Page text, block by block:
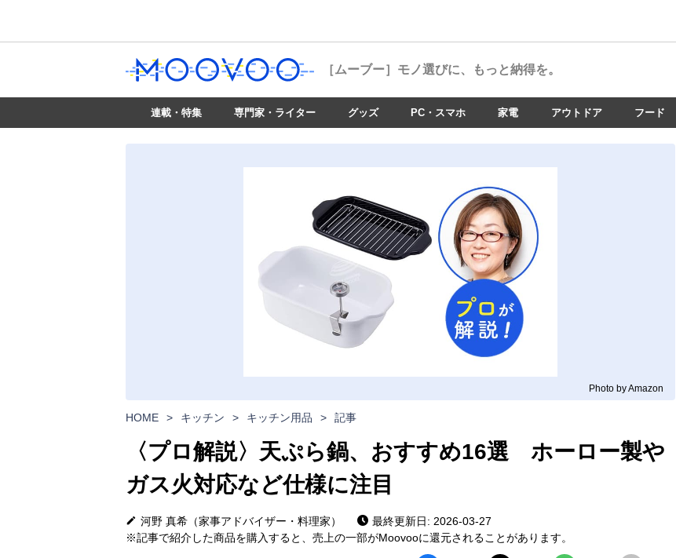
［ムーブー］ モノ選びに、もっと納得を。
連載・特集 専門家・ライター グッズ PC・スマホ 家電 アウトドア フード
Photo by Amazon
HOME > キッチン > キッチン用品 > 記事
〈プロ解説〉天ぷら鍋、おすすめ16選 ホーロー製や
ガス火対応など仕様に注目
河野 真希（家事アドバイザー・料理家）
最終更新日: 2026-03-27
※記事で紹介した商品を購入すると、売上の一部がMoovooに還元されることがあります。